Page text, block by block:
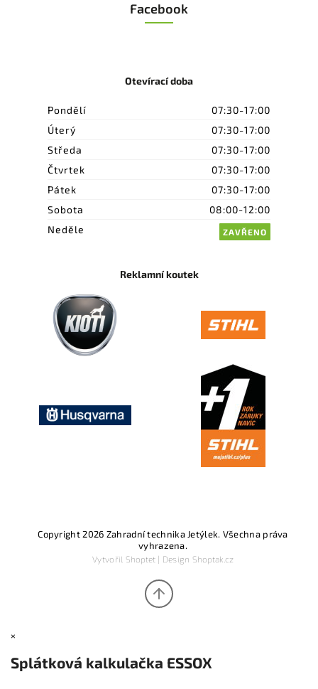
Facebook
Otevírací doba
Pondělí
07:30-17:00
Úterý
07:30-17:00
Středa
07:30-17:00
Čtvrtek
07:30-17:00
Pátek
07:30-17:00
Sobota
08:00-12:00
Neděle
ZAVŘENO
Reklamní koutek
Copyright 2026 Zahradní technika Jetýlek. Všechna práva
vyhrazena.
Vytvořil Shoptet| Design Shoptak.cz
×
Splátková kalkulačka ESSOX